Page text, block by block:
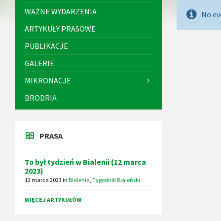
No
WAŻNE WYDARZENIA
ARTYKUŁY PRASOWE
PUBLIKACJE
GALERIE
MIKRONACJE
BRODRIA
PRASA
To był tydzień w Bialenii (12 marca
2023)
12 marca 2023 in Bialenia Tygodnik Bialeński
WIĘCEJ ARTYKUŁÓW